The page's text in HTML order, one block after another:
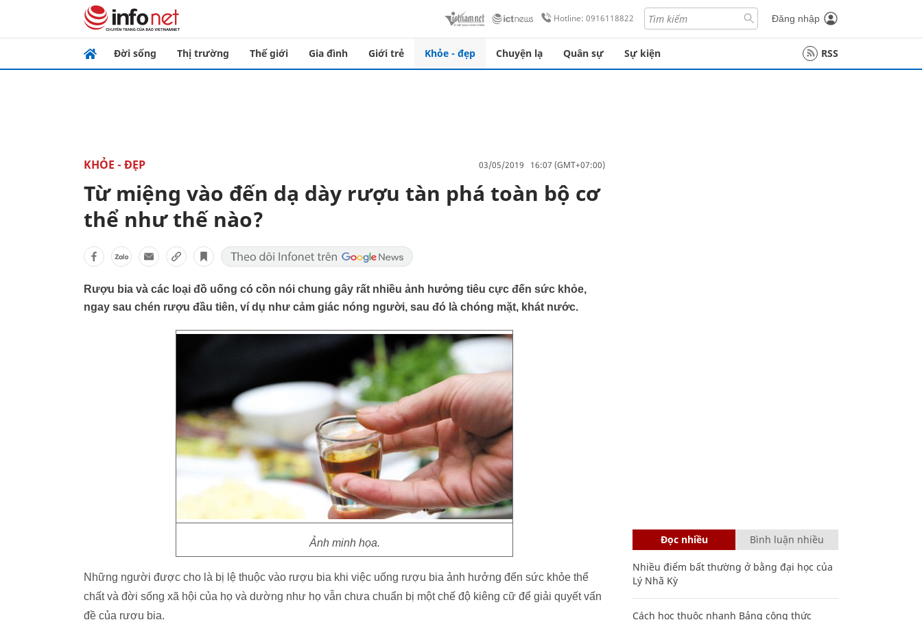
Hotline: 0916118822 Đăng nhập
Đời sống Thị trường Thế giới Gia đình Giới trẻ Khỏe - đẹp Chuyện lạ Quân sự Sự kiện RSS
KHỎE - ĐẸP 03/05/2019 16:07 (GMT+07:00)
Từ miệng vào đến dạ dày rượu tàn phá toàn bộ cơ
thể như thế nào?
Rượu bia và các loại đồ uống có cồn nói chung gây rất nhiều ảnh hưởng tiêu cực đến sức khỏe,
ngay sau chén rượu đầu tiên, ví dụ như cảm giác nóng người, sau đó là chóng mặt, khát nước.
Ảnh minh họa.
Những người được cho là bị lệ thuộc vào rượu bia khi việc uống rượu bia ảnh hưởng đến sức khỏe thể
chất và đời sống xã hội của họ và dường như họ vẫn chưa chuẩn bị một chế độ kiêng cữ để giải quyết vấn
đề của rượu bia.
Đọc nhiều Bình luận nhiều
Nhiều điểm bất thường ở bằng đại học của
Lý Nhã Kỳ
Cách học thuộc nhanh Bảng công thức